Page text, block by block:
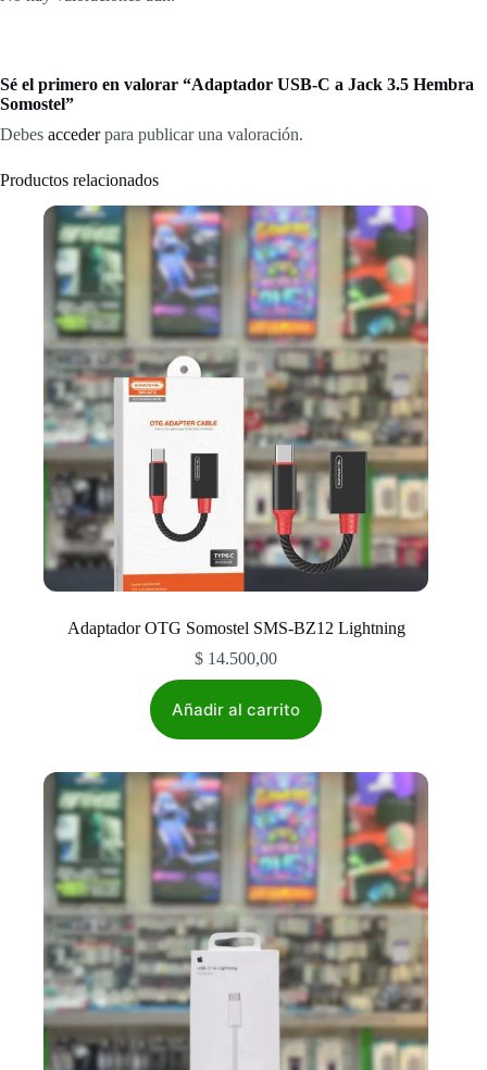
Sé el primero en valorar “Adaptador USB-C a Jack 3.5 Hembra
Somostel”
Debes accederpara publicar una valoración.
Productos relacionados
Adaptador OTG Somostel SMS-BZ12 Lightning
$ 14.500,00
Añadir al carrito